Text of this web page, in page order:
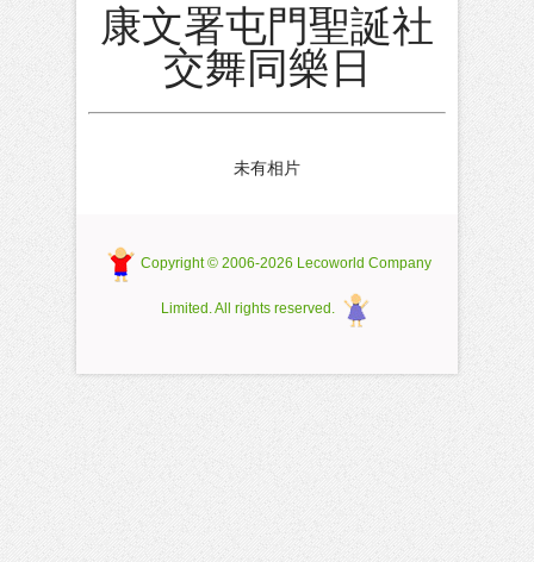
康文署屯門聖誕社
交舞同樂日
未有相片
Copyright © 2006-2026 Lecoworld Company
Limited. All rights reserved.